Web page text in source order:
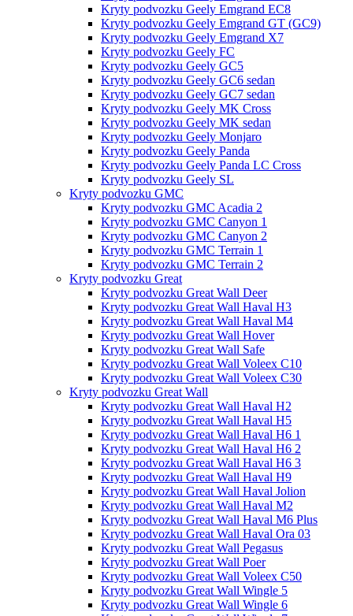
Kryty podvozku Geely Emgrand EC8
Kryty podvozku Geely Emgrand GT (GC9)
Kryty podvozku Geely Emgrand X7
Kryty podvozku Geely FC
Kryty podvozku Geely GC5
Kryty podvozku Geely GC6 sedan
Kryty podvozku Geely GC7 sedan
Kryty podvozku Geely MK Cross
Kryty podvozku Geely MK sedan
Kryty podvozku Geely Monjaro
Kryty podvozku Geely Panda
Kryty podvozku Geely Panda LC Cross
Kryty podvozku Geely SL
Kryty podvozku GMC
Kryty podvozku GMC Acadia 2
Kryty podvozku GMC Canyon 1
Kryty podvozku GMC Canyon 2
Kryty podvozku GMC Terrain 1
Kryty podvozku GMC Terrain 2
Kryty podvozku Great
Kryty podvozku Great Wall Deer
Kryty podvozku Great Wall Haval H3
Kryty podvozku Great Wall Haval M4
Kryty podvozku Great Wall Hover
Kryty podvozku Great Wall Safe
Kryty podvozku Great Wall Voleex C10
Kryty podvozku Great Wall Voleex C30
Kryty podvozku Great Wall
Kryty podvozku Great Wall Haval H2
Kryty podvozku Great Wall Haval H5
Kryty podvozku Great Wall Haval H6 1
Kryty podvozku Great Wall Haval H6 2
Kryty podvozku Great Wall Haval H6 3
Kryty podvozku Great Wall Haval H9
Kryty podvozku Great Wall Haval Jolion
Kryty podvozku Great Wall Haval M2
Kryty podvozku Great Wall Haval M6 Plus
Kryty podvozku Great Wall Haval Ora 03
Kryty podvozku Great Wall Pegasus
Kryty podvozku Great Wall Poer
Kryty podvozku Great Wall Voleex C50
Kryty podvozku Great Wall Wingle 5
Kryty podvozku Great Wall Wingle 6